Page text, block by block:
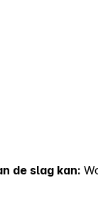
de slag kan: